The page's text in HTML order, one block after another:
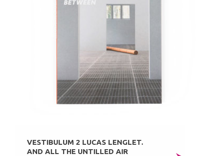
VESTIBULUM 2 LUCAS LENGLET.
AND ALL THE UNTILLED AIR